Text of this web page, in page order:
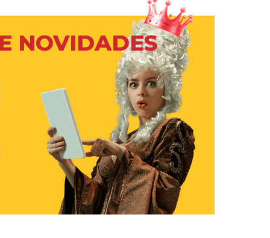
NOVIDADES